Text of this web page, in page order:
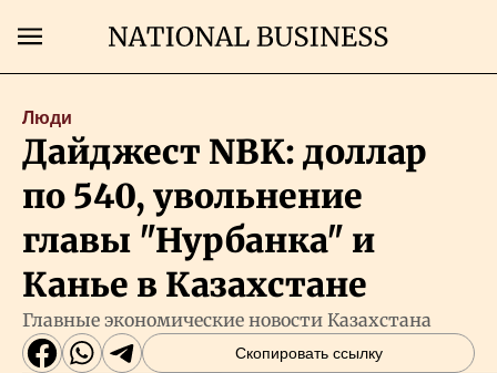
Главная
Бизнес
Рынки
Люди
Дайджест NBK: доллар
по 540, увольнение
главы "Нурбанка" и
Канье в Казахстане
Главные экономические новости Казахстана
Скопировать ссылку